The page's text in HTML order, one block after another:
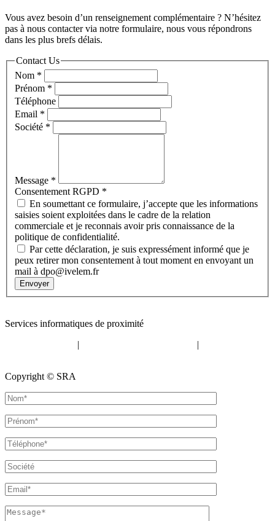
Vous avez besoin d’un renseignement complémentaire ? N’hésitez
pas à nous contacter via notre formulaire, nous vous répondrons
dans les plus brefs délais.
Contact Us
Nom *
Prénom *
Téléphone
Email *
Société *
Message *
Consentement RGPD *
En soumettant ce formulaire, j’accepte que les informations
saisies soient exploitées dans le cadre de la relation
commerciale et je reconnais avoir pris connaissance de la
politique de confidentialité.
Par cette déclaration, je suis expressément informé que je
peux retirer mon consentement à tout moment en envoyant un
mail à dpo@ivelem.fr
Envoyer
Services informatiques de proximité
| |
Copyright © SRA